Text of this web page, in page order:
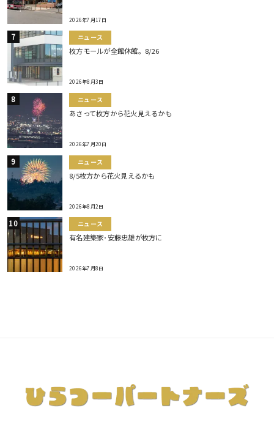
2026年7月17日
ニュース
枚方モールが全館休館。8/26
2026年8月3日
ニュース
あさって枚方から花火見えるかも
2026年7月20日
ニュース
8/5枚方から花火見えるかも
2026年8月2日
ニュース
有名建築家･安藤忠雄が枚方に
2026年7月8日